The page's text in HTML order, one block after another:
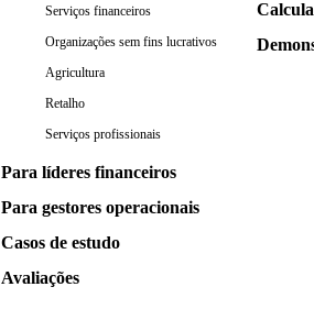
Serviços financeiros
Organizações sem fins lucrativos
Agricultura
Retalho
Serviços profissionais
Para líderes financeiros
Para gestores operacionais
Casos de estudo
Avaliações